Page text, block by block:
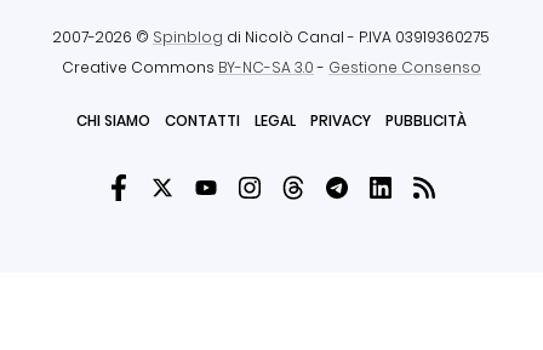
2007-2026 © Spinblog di Nicolò Canal - P.IVA 03919360275
Creative Commons BY-NC-SA 3.0- Gestione Consenso
CHI SIAMO CONTATTI LEGAL PRIVACY PUBBLICITÀ